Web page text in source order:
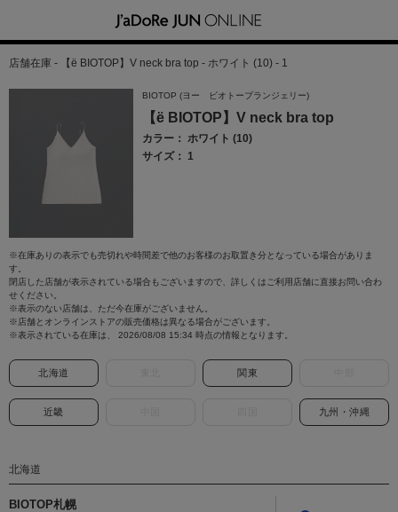
店舗在庫 - 【ё BIOTOP】V neck bra top - ホワイト (10) - 1
BIOTOP (ヨー ビオトープランジェリー)
【ё BIOTOP】V neck bra top
カラー： ホワイト (10)
サイズ： 1
※在庫ありの表示でも売切れや時間差で他のお客様のお取置き分となっている場合がありま
す。
閉店した店舗が表示されている場合もございますので、詳しくはご利用店舗に直接お問い合わ
せください。
※表示のない店舗は、ただ今在庫がございません。
※店舗とオンラインストアの販売価格は異なる場合がございます。
※表示されている在庫は、 2026/08/08 15:34 時点の情報となります。
北海道 関東
近畿 九州・沖縄
北海道
BIOTOP札幌